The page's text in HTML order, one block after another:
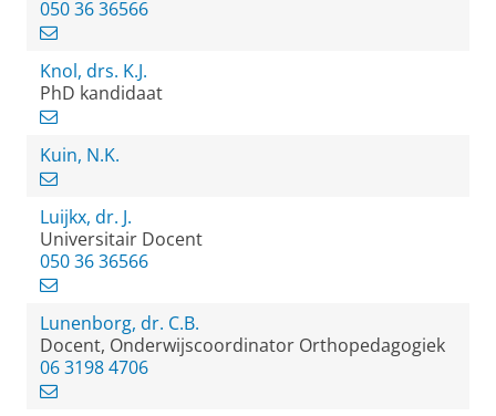
050 36 36566
Knol, drs. K.J.
PhD kandidaat
Kuin, N.K.
Luijkx, dr. J.
Universitair Docent
050 36 36566
Lunenborg, dr. C.B.
Docent, Onderwijscoordinator Orthopedagogiek
06 3198 4706